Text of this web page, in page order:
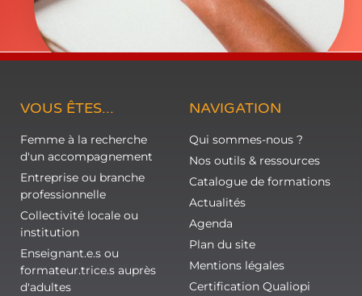
VOUS ÊTES...
Femme à la recherche
d'un accompagnement
Entreprise ou branche
professionnelle
Collectivité locale ou
institution
Enseignant.e.s ou
formateur.trice.s auprès
d'adultes
NAVIGATION
Qui sommes-nous ?
Nos outils & ressources
Catalogue de formations
Actualités
Agenda
Plan du site
Mentions légales
Certification Qualiopi